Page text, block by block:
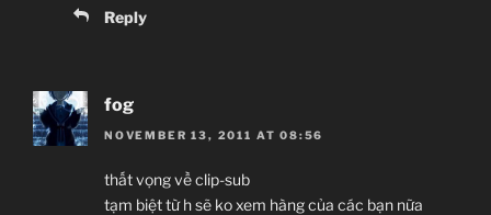
Reply
fog
NOVEMBER 13, 2011 AT 08:56
thất vọng về clip-sub
tạm biệt từ h sẽ ko xem hàng của các bạn nữa